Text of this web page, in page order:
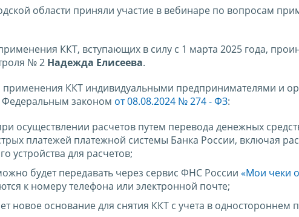
области приняли участие в вебинаре по вопросам
ККТ, вступающих в силу с 1 марта 2025 года,
№ 2 Надежда Елисеева.
применения ККТ индивидуальными предпринимателями и
Федеральным законом от 08.08.2024 № 274 - ФЗ:
осуществлении расчетов путем перевода денежных
платежей платежной системы Банка России, включая
устройства для расчетов;
будет передавать через сервис ФНС России «Мои чеки
к номеру телефона или электронной почте;
новое основание для снятия ККТ с учета в одностороннем